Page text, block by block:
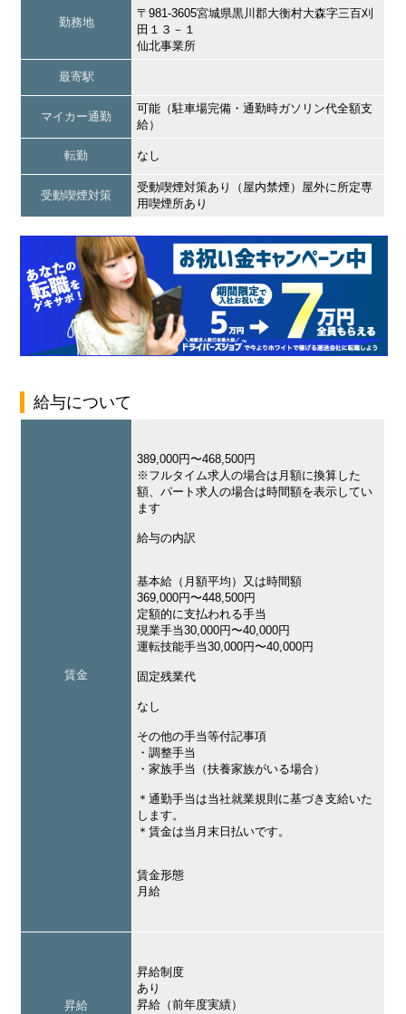
勤務地
〒981-3605宮城県黒川郡大衡村大森字三百刈
田１３－１
仙北事業所
最寄駅
マイカー通勤
可能（駐車場完備・通勤時ガソリン代全額支
給）
転勤 なし
受動喫煙対策
受動喫煙対策あり（屋内禁煙）屋外に所定専
用喫煙所あり
給与について
賃金
389,000円〜468,500円
※フルタイム求人の場合は月額に換算した
額、パート求人の場合は時間額を表示してい
ます
給与の内訳
基本給（月額平均）又は時間額
369,000円〜448,500円
定額的に支払われる手当
現業手当30,000円〜40,000円
運転技能手当30,000円〜40,000円
固定残業代
なし
その他の手当等付記事項
・調整手当
・家族手当（扶養家族がいる場合）
＊通勤手当は当社就業規則に基づき支給いた
します。
＊賃金は当月末日払いです。
賃金形態
月給
昇給
昇給制度
あり
昇給（前年度実績）